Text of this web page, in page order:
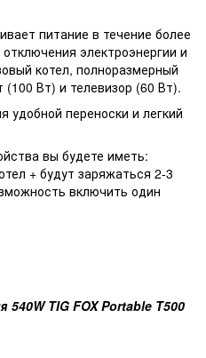
питание в течение более
электроэнергии и
котел, полноразмерный
(100 Вт) и телевизор (60 Вт).
удобной переноски и легкий
вы будете иметь:
+ будут заряжаться 2-3
включить один
540W TIG FOX Portable T500